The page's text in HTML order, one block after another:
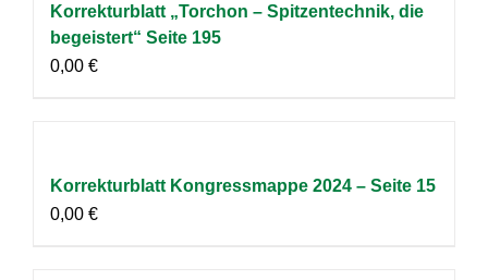
Korrekturblatt „Torchon – Spitzentechnik, die
begeistert“ Seite 195
0,00 €
Korrekturblatt Kongressmappe 2024 – Seite 15
0,00 €